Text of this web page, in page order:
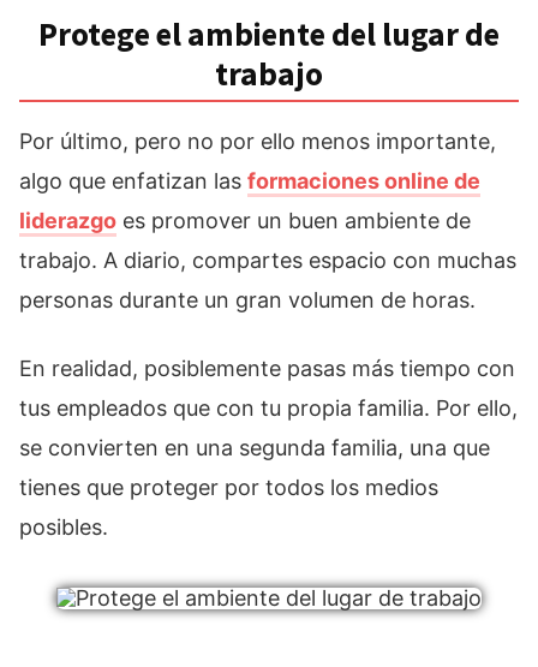
Protege el ambiente del lugar de
trabajo
Por último, pero no por ello menos importante,
algo que enfatizan las formaciones online de
liderazgo es promover un buen ambiente de
trabajo. A diario, compartes espacio con muchas
personas durante un gran volumen de horas.
En realidad, posiblemente pasas más tiempo con
tus empleados que con tu propia familia. Por ello,
se convierten en una segunda familia, una que
tienes que proteger por todos los medios
posibles.